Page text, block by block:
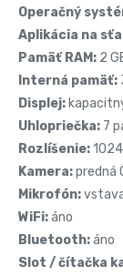
Operačný
Aplikácia na
Pamäť RAM: 2
Interná pamäť:
Displej:
Uhlopriečka: 7
Rozlíšenie:
Kamera:predná
Mikrofón:
WiFi:áno
Bluetooth:áno
Slot / čítačka